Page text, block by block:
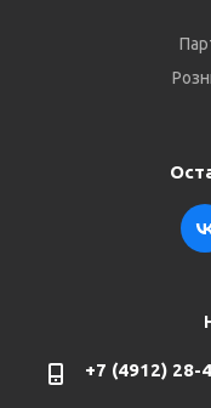
+7 (4912) 28-